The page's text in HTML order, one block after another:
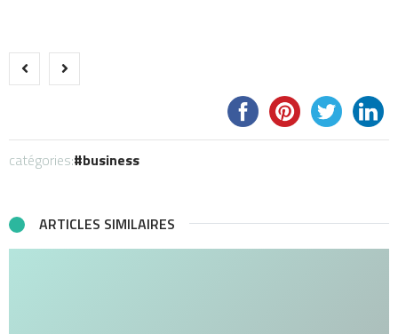
catégories: business
ARTICLES SIMILAIRES